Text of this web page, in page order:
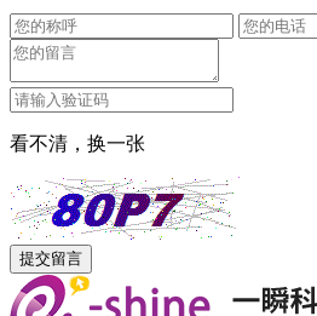
看不清，换一张